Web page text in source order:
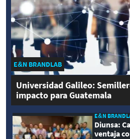
E&N BRANDLAB
Universidad Galileo:
impacto para Guatemala
E&N
Diunsa:
ventaja